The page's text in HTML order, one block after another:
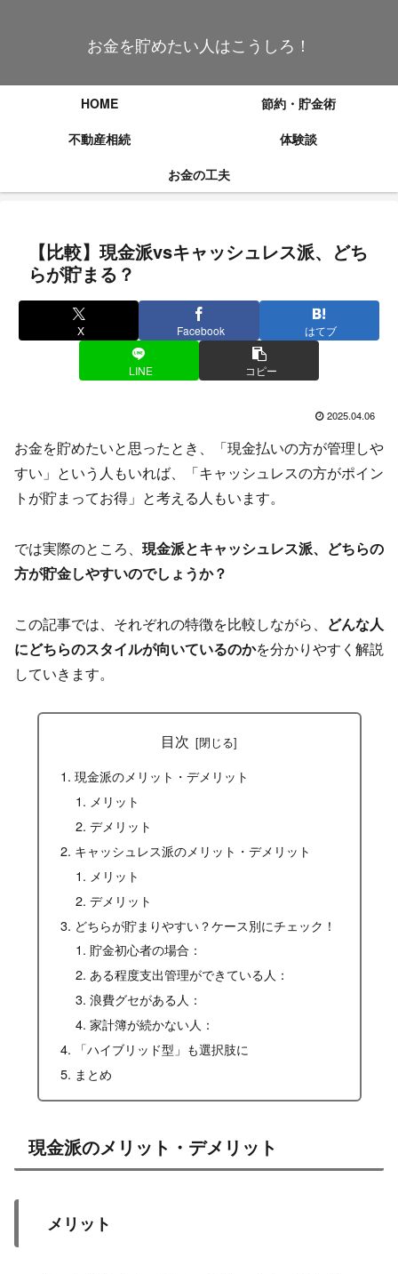
お金を貯めたい人はこうしろ！
HOME
節約・貯金術
不動産相続
体験談
お金の工夫
【比較】現金派vsキャッシュレス派、どち
らが貯まる？
X Facebook はてブ
LINE コピー
2025.04.06
お金を貯めたいと思ったとき、「現金払いの方が管理しや
すい」という人もいれば、「キャッシュレスの方がポイン
トが貯まってお得」と考える人もいます。
では実際のところ、 現金派とキャッシュレス派、どちらの
方が貯金しやすいのでしょうか？
この記事では、それぞれの特徴を比較しながら、 どんな人
にどちらのスタイルが向いているのかを分かりやすく解説
していきます。
目次
現金派のメリット・デメリット
メリット
デメリット
キャッシュレス派のメリット・デメリット
メリット
デメリット
どちらが貯まりやすい？ケース別にチェック！
貯金初心者の場合：
ある程度支出管理ができている人：
浪費グセがある人：
家計簿が続かない人：
「ハイブリッド型」も選択肢に
まとめ
現金派のメリット・デメリット
メリット